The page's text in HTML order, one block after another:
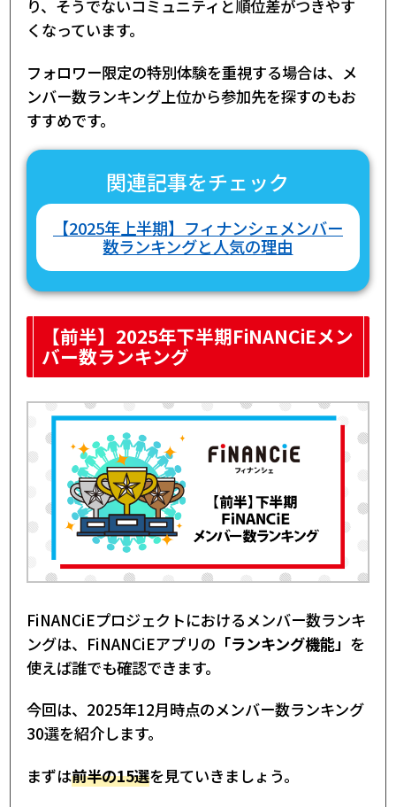
り、そうでないコミュニティと順位差がつきやす
くなっています。
フォロワー限定の特別体験を重視する場合は、メ
ンバー数ランキング上位から参加先を探すのもお
すすめです。
関連記事をチェック
【2025年上半期】フィナンシェメンバー
数ランキングと人気の理由
【前半】2025年下半期FiNANCiEメン
バー数ランキング
FiNANCiEプロジェクトにおけるメンバー数ランキ
ングは、FiNANCiEアプリの 「ランキング機能」 を
使えば誰でも確認できます。
今回は、2025年12月時点のメンバー数ランキング
30選を紹介します。
まずは前半の15選を見ていきましょう。